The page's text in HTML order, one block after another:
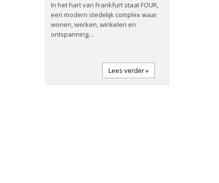
In het hart van Frankfurt staat FOUR,
een modern stedelijk complex waar
wonen, werken, winkelen en
ontspanning…
Lees verder »